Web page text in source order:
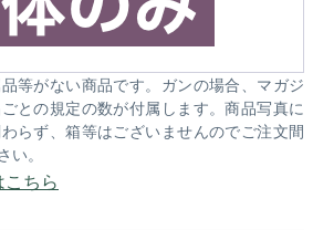
等がない商品です。ガンの場合、マガジ
との規定の数が付属します。商品写真に
らず、箱等はございませんのでご注文間
。
ちら